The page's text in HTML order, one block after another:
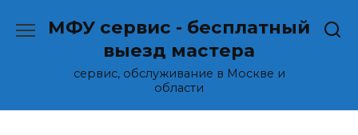
МФУ сервис - бесплатный
выезд мастера
сервис, обслуживание в Москве и
области